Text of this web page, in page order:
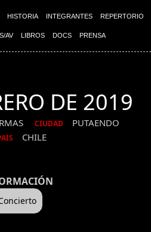
HISTORIA INTEGRANTES REPERTORIO
AV LIBROS DOCS PRENSA
DE 2019
CIUDAD PUTAENDO
CHILE